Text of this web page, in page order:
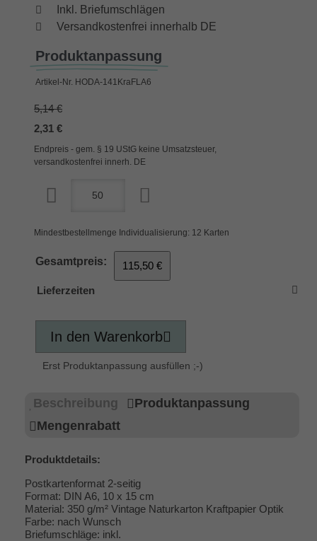
Inkl. Briefumschlägen
Versandkostenfrei innerhalb DE
Produktanpassung
Artikel-Nr. HODA-141KraFLA6
5,14 €
2,31 €
Endpreis - gem. § 19 UStG keine Umsatzsteuer,
versandkostenfrei innerh. DE
Mindestbestellmenge Individualisierung: 12 Karten
Gesamtpreis: 115,50 €
Lieferzeiten
In den Warenkorb
Erst Produktanpassung ausfüllen ;-)
Beschreibung
Produktanpassung
Mengenrabatt
Produktdetails:
Postkartenformat 2-seitig
Format: DIN A6, 10 x 15 cm
Material: 350 g/m² Vintage Naturkarton Kraftpapier Optik
Farbe: nach Wunsch
Briefumschläge: inkl.